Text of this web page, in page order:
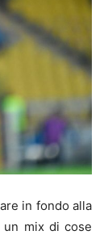
in fondo alla
un mix di cose